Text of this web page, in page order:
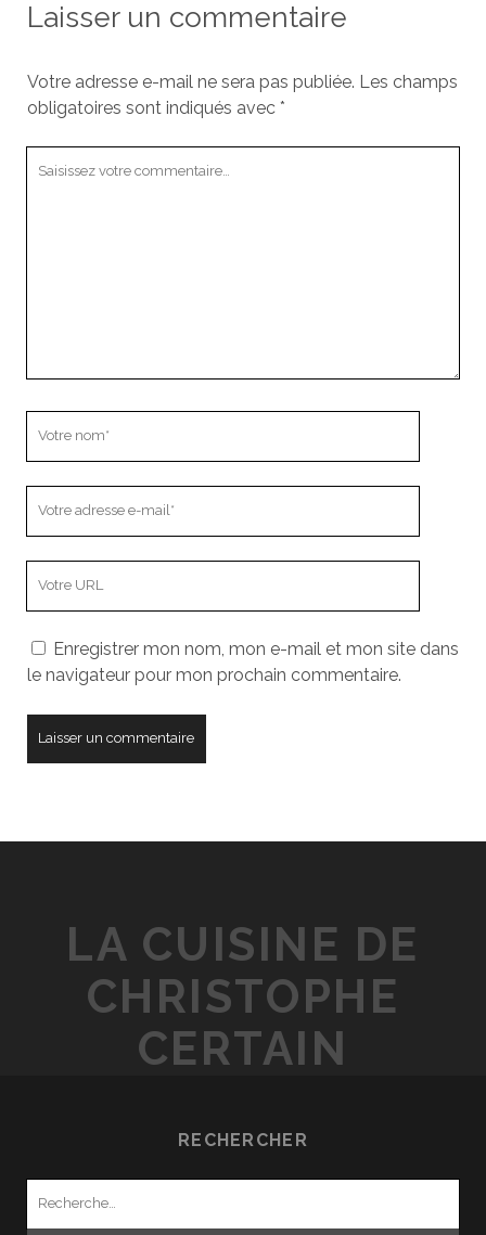
Laisser un commentaire
Votre adresse e-mail ne sera pas publiée. Les champs
obligatoires sont indiqués avec *
mail
votre
site
Enregistrer mon nom, mon e-mail et mon site dans
le navigateur pour mon prochain commentaire.
LA CUISINE DE
CHRISTOPHE
CERTAIN
RECHERCHER